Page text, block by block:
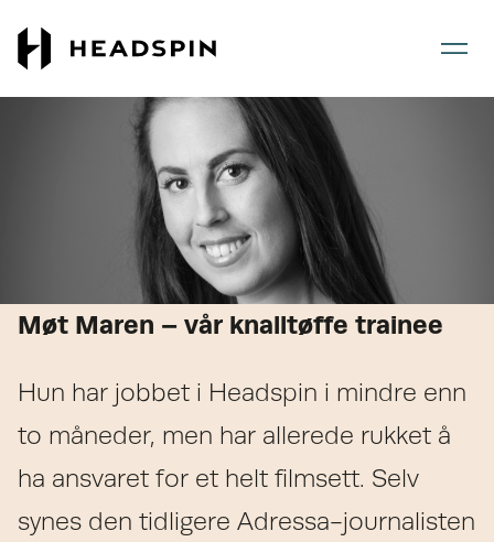
Gå
forsiden
Møt Maren – vår knalltøffe trainee
Hun har jobbet i Headspin i mindre enn
to måneder, men har allerede rukket å
ha ansvaret for et helt filmsett. Selv
synes den tidligere Adressa-journalisten